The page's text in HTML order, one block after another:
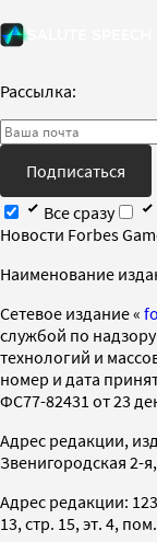
Рассылка:
Подписаться
Все сразу
Новости Forbes
Наименование
Cетевое издание «
службой по
технологий и
номер и дата
ФС77-82431 от 23
Адрес редакции,
Звенигородская 2-
Адрес редакции:
13, стр. 15, эт. 4,